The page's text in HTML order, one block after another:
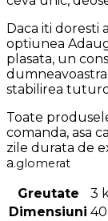
Daca iti doresti
optiunea
plasata, un
stabilirea
Toate
comanda, asa
zile durata de
a.glomerat
Greutate
3
Dimensiuni